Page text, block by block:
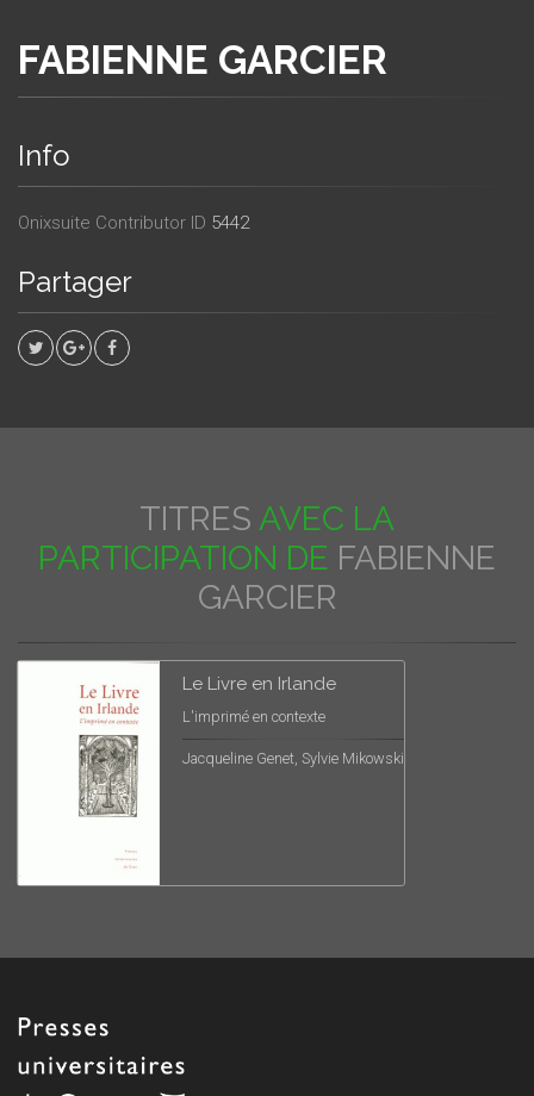
FABIENNE GARCIER
Info
Onixsuite Contributor ID 5442
Partager
TITRES AVEC LA
PARTICIPATION DE FABIENNE
GARCIER
Le Livre en Irlande
L'imprimé en contexte
Jacqueline Genet, Sylvie Mikowski